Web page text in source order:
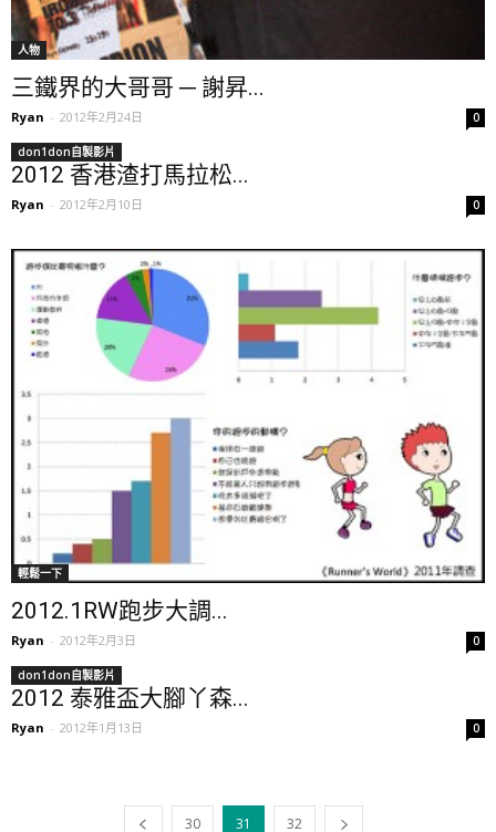
人物
三鐵界的大哥哥 ─ 謝昇...
Ryan - 2012年2月24日 0
don1don自製影片
2012 香港渣打馬拉松...
Ryan - 2012年2月10日 0
輕鬆一下
2012.1RW跑步大調...
Ryan - 2012年2月3日 0
don1don自製影片
2012 泰雅盃大腳丫森...
Ryan - 2012年1月13日 0
30 31 32